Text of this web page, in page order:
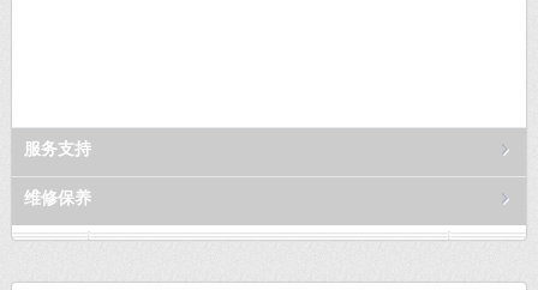
服务支持
维修保养